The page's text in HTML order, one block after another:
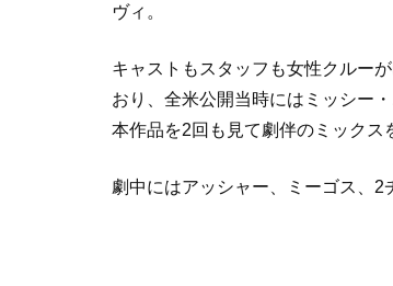
ヴィ。
キャストもスタッフも女性クルー
おり、全米公開当時にはミッシー
本作品を2回も見て劇伴のミックス
劇中にはアッシャー、ミーゴス、2